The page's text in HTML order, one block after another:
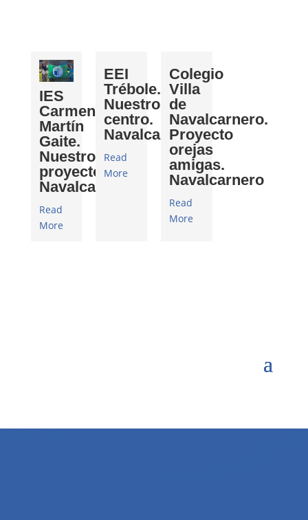
IES
Carmen
Martín
Gaite.
Nuestros
proyectos.
Navalcarnero
Read
More
EEI
Trébole.
Nuestro
centro.
Navalcarnero
Read
More
Colegio
Villa
de
Navalcarnero.
Proyecto
orejas
amigas.
Navalcarnero
Read
More